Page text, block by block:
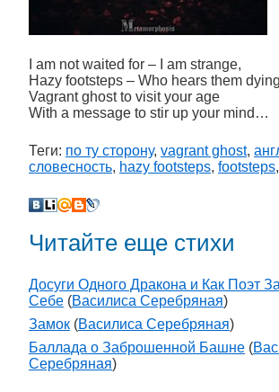
I am not waited for – I am strange,
Hazy footsteps – Who hears them
Vagrant ghost to visit your age
With a message to stir up your mind…
Теги: по ту сторону, vagrant ghost,
словесность, hazy footsteps, footsteps,
Читайте еще стихи
Досуги Одного Дракона и Как Поэт
Себе (Василиса Серебряная)
Замок (Василиса Серебряная)
Баллада о Заброшенной Башне (
Серебряная)